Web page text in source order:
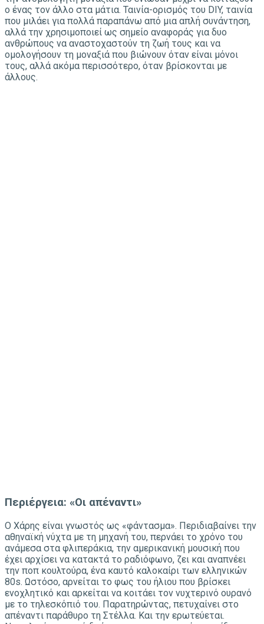
ο ένας τον άλλο στα μάτια. Ταινία-ορισμός του DIY, ταινία
που μιλάει για πολλά παραπάνω από μια απλή συνάντηση,
αλλά την χρησιμοποιεί ως σημείο αναφοράς για δυο
ανθρώπους να αναστοχαστούν τη ζωή τους και να
ομολογήσουν τη μοναξιά που βιώνουν όταν είναι μόνοι
τους, αλλά ακόμα περισσότερο, όταν βρίσκονται με
άλλους.
Περιέργεια: «Οι απέναντι»
Ο Χάρης είναι γνωστός ως «φάντασμα». Περιδιαβαίνει την
αθηναϊκή νύχτα με τη μηχανή του, περνάει το χρόνο του
ανάμεσα στα φλιπεράκια, την αμερικανική μουσική που
έχει αρχίσει να κατακτά το ραδιόφωνο, ζει και αναπνέει
την ποπ κουλτούρα, ένα καυτό καλοκαίρι των ελληνικών
80s. Ωστόσο, αρνείται το φως του ήλιου που βρίσκει
ενοχλητικό και αρκείται να κοιτάει τον νυχτερινό ουρανό
με το τηλεσκόπιό του. Παρατηρώντας, πετυχαίνει στο
απέναντι παράθυρο τη Στέλλα. Και την ερωτεύεται.